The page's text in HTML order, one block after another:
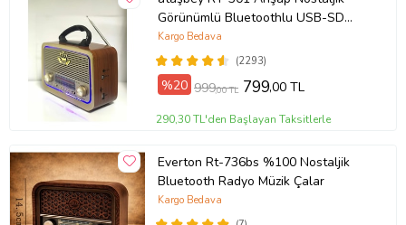
Görünümlü Bluetoothlu USB-SD
Card Mp3 Çalar Radyo Müzik Kutusu
(Kahverengi) (2293)
Kargo Bedava
%20 999,00 TL 799,00 TL
290,30 TL'den Başlayan Taksitlerle
Everton Rt-736bs %100 Nostaljik
Bluetooth Radyo Müzik Çalar
Kargo Bedava